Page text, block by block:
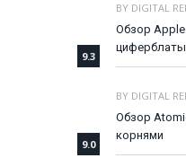
9.3
BY DIGITAL
Обзор Apple
циферблаты
9.0
BY DIGITAL
Обзор
корнями